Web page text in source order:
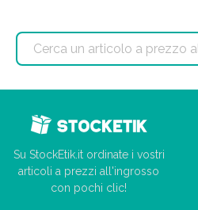
Su StockEtik.it ordinate i vostri
articoli a prezzi all'ingrosso
con pochi clic!